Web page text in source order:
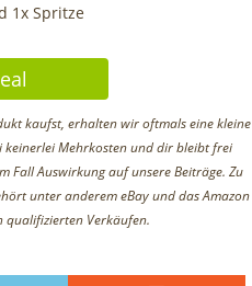
1x Spritze
kaufst, erhalten wir oftmals eine kleine
keinerlei Mehrkosten und dir bleibt frei
Fall Auswirkung auf unsere Beiträge. Zu
unter anderem eBay und das Amazon
qualifizierten Verkäufen.